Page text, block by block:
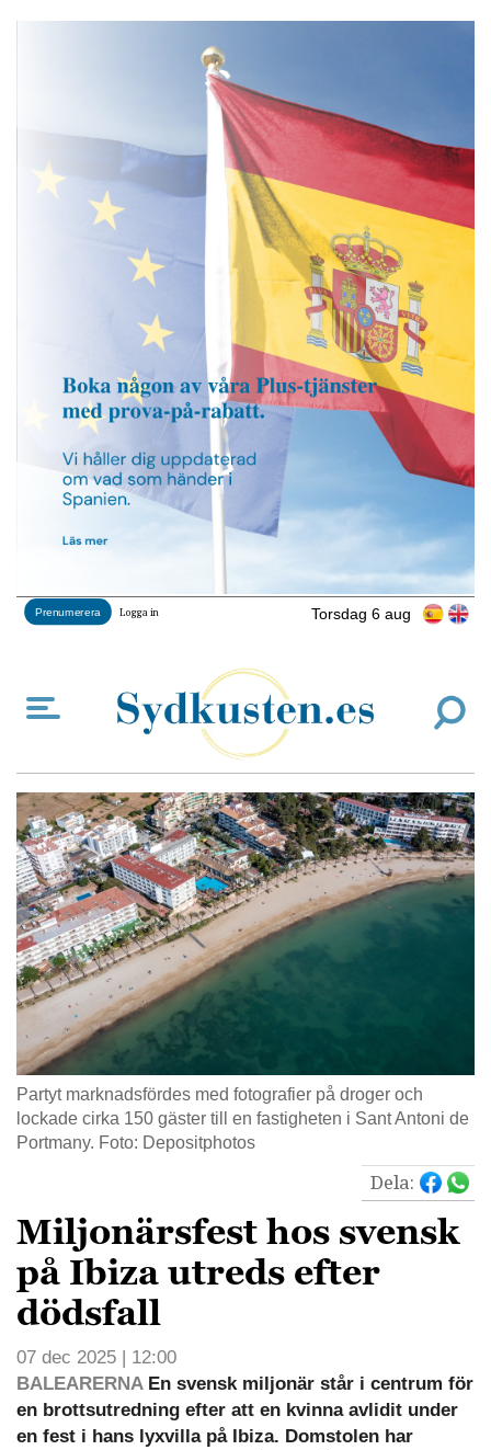
Torsdag 6 aug
Prenumerera Logga in
Partyt marknadsfördes med fotografier på droger och
lockade cirka 150 gäster till en fastigheten i Sant Antoni de
Portmany. Foto: Depositphotos
Dela:
Miljonärsfest hos svensk
på Ibiza utreds efter
dödsfall
07 dec 2025 | 12:00
BALEARERNAEn svensk miljonär står i centrum för
en brottsutredning efter att en kvinna avlidit under
en fest i hans lyxvilla på Ibiza. Domstolen har